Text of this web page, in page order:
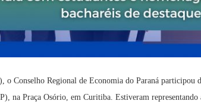
Conselho Regional de Economia do Paraná participou
na Praça Osório, em Curitiba. Estiveram representando